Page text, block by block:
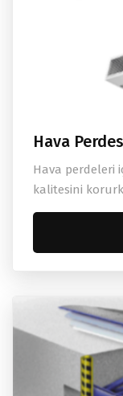
Hava
Hava perdeleri
kalitesini